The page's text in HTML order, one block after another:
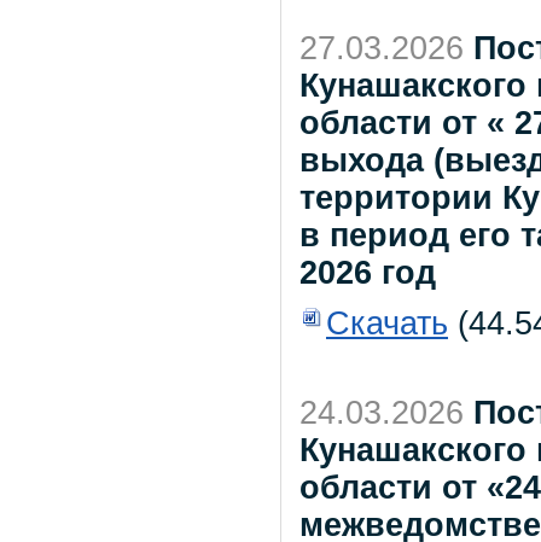
27.03.2026
области от «
выхода
территории
в период его
2026 год
Скачать
24.03.2026
области от